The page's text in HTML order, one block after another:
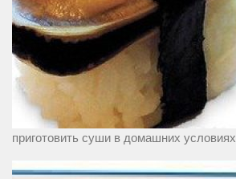
приготовить суши в домашних условиях